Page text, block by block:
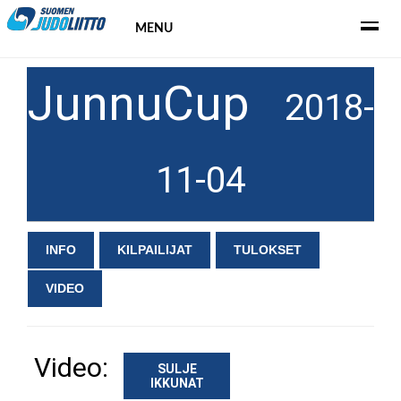
MENU
JunnuCup
2018-
11-04
INFO KILPAILIJAT TULOKSET
VIDEO
Video:
SULJE
IKKUNAT